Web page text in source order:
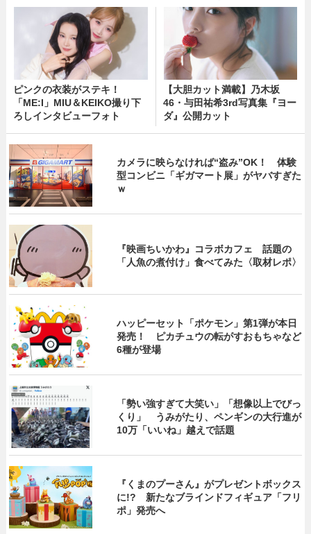
ピンクの衣装がステキ！
「ME:I」MIU＆KEIKO撮り下
ろしインタビューフォト
【大胆カット満載】乃木坂
46・与田祐希3rd写真集『ヨー
ダ』公開カット
カメラに映らなければ“盗み”OK！ 体験
型コンビニ「ギガマート展」がヤバすぎた
ｗ
『映画ちいかわ』コラボカフェ 話題の
「人魚の煮付け」食べてみた〈取材レポ〉
ハッピーセット「ポケモン」第1弾が本日
発売！ ピカチュウの転がすおもちゃなど
6種が登場
「勢い強すぎて大笑い」「想像以上でびっ
くり」 うみがたり、ペンギンの大行進が
10万「いいね」越えで話題
『くまのプーさん』がプレゼントボックス
に!? 新たなブラインドフィギュア「フリ
ポ」発売へ